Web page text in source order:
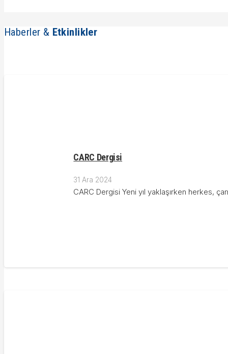
Haberler & Etkinlikler
CARC Dergisi
31 Ara 2024
CARC Dergisi Yeni yıl yaklaşırken herkes,